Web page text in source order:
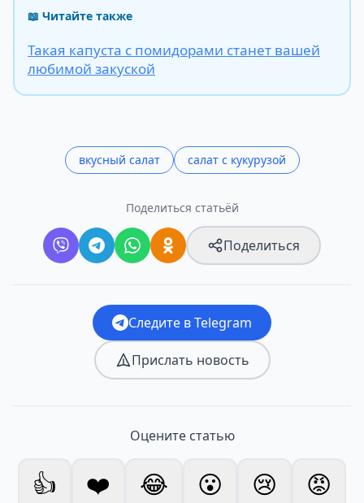
📖 Читайте также
Такая капуста с помидорами станет вашей
любимой закуской
вкусный салат салат с кукурузой
Поделиться статьёй
Поделиться
Следите в Telegram
Прислать новость
Оцените статью
👍 ❤️ 😂 😮 😢 😡